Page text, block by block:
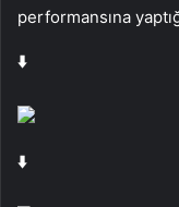
performansına
⬇️
⬇️